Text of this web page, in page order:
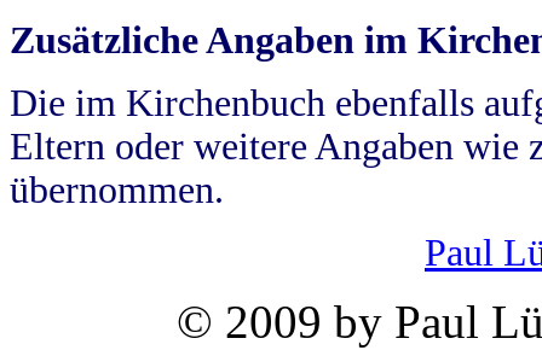
Zusätzliche Angaben im
Die im Kirchenbuch ebenfalls
Eltern oder weitere Angaben wie
übernommen.
Paul
© 2009 by Paul